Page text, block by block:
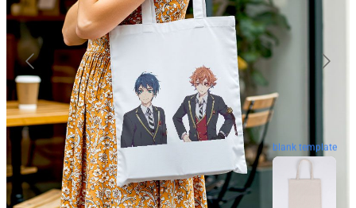
blank template